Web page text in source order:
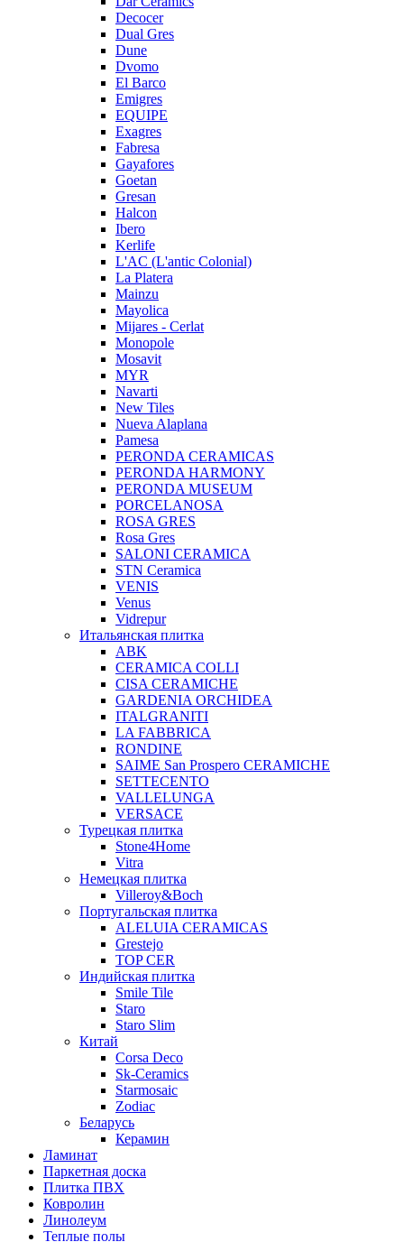
Decocer
Dual Gres
Dune
Dvomo
El Barco
Emigres
EQUIPE
Exagres
Fabresa
Gayafores
Goetan
Gresan
Halcon
Ibero
Kerlife
L'AC (L'antic Colonial)
La Platera
Mainzu
Mayolica
Mijares - Cerlat
Monopole
Mosavit
MYR
Navarti
New Tiles
Nueva Alaplana
Pamesa
PERONDA CERAMICAS
PERONDA HARMONY
PERONDA MUSEUM
PORCELANOSA
ROSA GRES
Rosa Gres
SALONI CERAMICA
STN Ceramica
VENIS
Venus
Vidrepur
Итальянская плитка
ABK
CERAMICA COLLI
CISA CERAMICHE
GARDENIA ORCHIDEA
ITALGRANITI
LA FABBRICA
RONDINE
SAIME San Prospero CERAMICHE
SETTECENTO
VALLELUNGA
VERSACE
Турецкая плитка
Stone4Home
Vitra
Немецкая плитка
Villeroy&Boch
Португальская плитка
ALELUIA CERAMICAS
Grestejo
TOP CER
Индийская плитка
Smile Tile
Staro
Staro Slim
Китай
Corsa Deco
Sk-Ceramics
Starmosaic
Zodiac
Беларусь
Керамин
Ламинат
Паркетная доска
Плитка ПВХ
Ковролин
Линолеум
Теплые полы